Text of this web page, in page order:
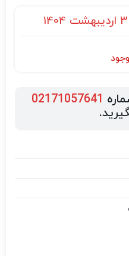
3 اردیبهشت 1404
02171057641